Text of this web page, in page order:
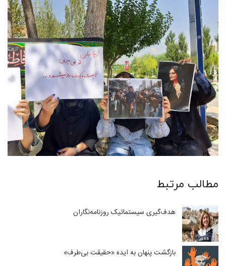
مطالب مرتبط
هدف‌گیری سیستماتیک روزنامه‌نگاران
بازگشت پنهان به ایده «حقیقت بی‌طرف»